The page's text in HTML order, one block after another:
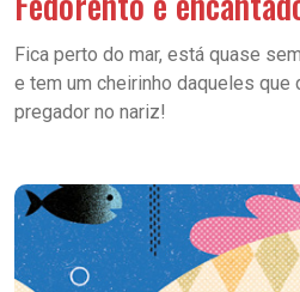
Fica perto do mar, está quase
e tem um cheirinho daqueles que
pregador no nariz!